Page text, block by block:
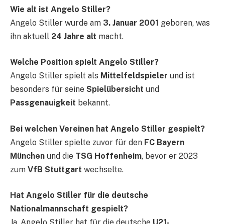
Wie alt ist Angelo Stiller?
Angelo Stiller wurde am 3. Januar 2001 geboren, was
ihn aktuell 24 Jahre alt macht.
Welche Position spielt Angelo Stiller?
Angelo Stiller spielt als Mittelfeldspieler und ist
besonders für seine Spielübersicht und
Passgenauigkeit bekannt.
Bei welchen Vereinen hat Angelo Stiller gespielt?
Angelo Stiller spielte zuvor für den FC Bayern
München und die TSG Hoffenheim, bevor er 2023
zum VfB Stuttgart wechselte.
Hat Angelo Stiller für die deutsche
Nationalmannschaft gespielt?